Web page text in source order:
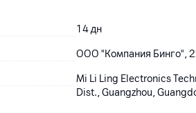
14дн
ООО "Компания Бинго",
Mi Li Ling Electronics
Dist., Guangzhou,